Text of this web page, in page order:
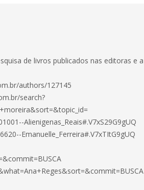
de livros publicados nas editoras e a
authors/127145
search?
Alienigenas_Reais#.V7xS29G9gUQ
Emanuelle_Ferreira#.V7xTItG9gUQ